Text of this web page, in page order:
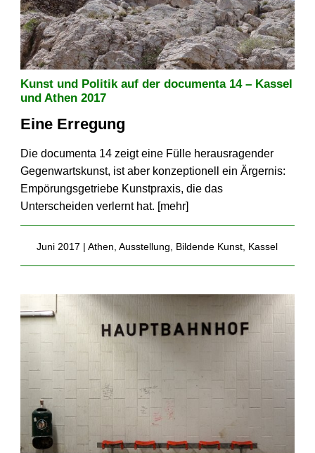
Kunst und Politik auf der documenta 14 – Kassel
und Athen 2017
Eine Erregung
Die documenta 14 zeigt eine Fülle herausragender
Gegenwartskunst, ist aber konzeptionell ein Ärgernis:
Empörungsgetriebe Kunstpraxis, die das
Unterscheiden verlernt hat. [mehr]
Juni 2017 |Athen ,Ausstellung Bildende Kunst Kassel